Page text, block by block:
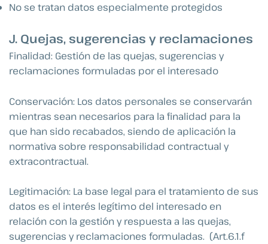
No se tratan datos especialmente protegidos
J. Quejas, sugerencias y reclamaciones
Finalidad: Gestión de las quejas, sugerencias y
reclamaciones formuladas por el interesado
Conservación: Los datos personales se conservarán
mientras sean necesarios para la finalidad para la
que han sido recabados, siendo de aplicación la
normativa sobre responsabilidad contractual y
extracontractual.
Legitimación: La base legal para el tratamiento de sus
datos es el interés legítimo del interesado en
relación con la gestión y respuesta a las quejas,
sugerencias y reclamaciones formuladas. (Art.6.1.f